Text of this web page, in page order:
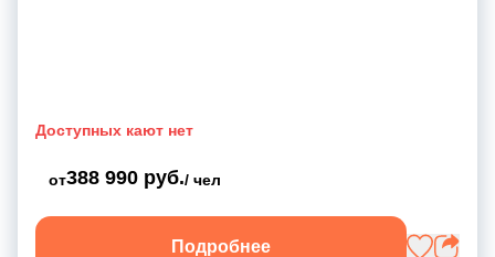
Доступных кают нет
от388 990 руб./ чел
Подробнее